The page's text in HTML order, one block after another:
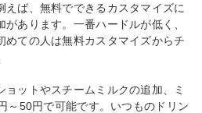
えば、無料でできるカスタマイズに
あります。一番ハードルが低く、
めての人は無料カスタマイズからチ
ットやスチームミルクの追加、ミ
～50円で可能です。いつものドリン